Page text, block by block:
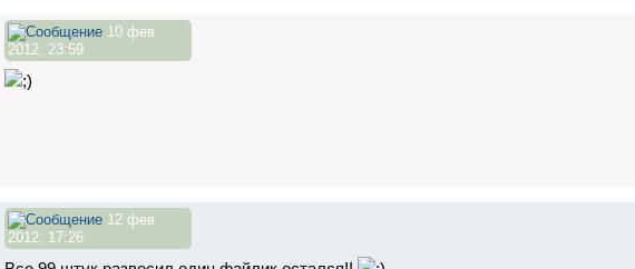
10 фев
2012, 23:59
12 фев
2012, 17:26